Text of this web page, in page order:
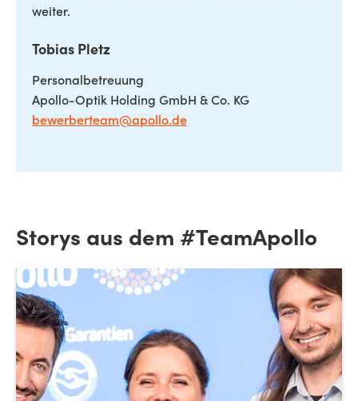
weiter.
Tobias Pletz
Personalbetreuung
Apollo-Optik Holding GmbH & Co. KG
bewerberteam@apollo.de
Storys aus dem #TeamApollo